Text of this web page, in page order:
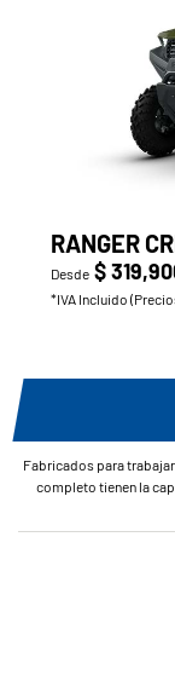
RANGER
Desde $
*IVA Incluido
Fabricados para
completo tienen la